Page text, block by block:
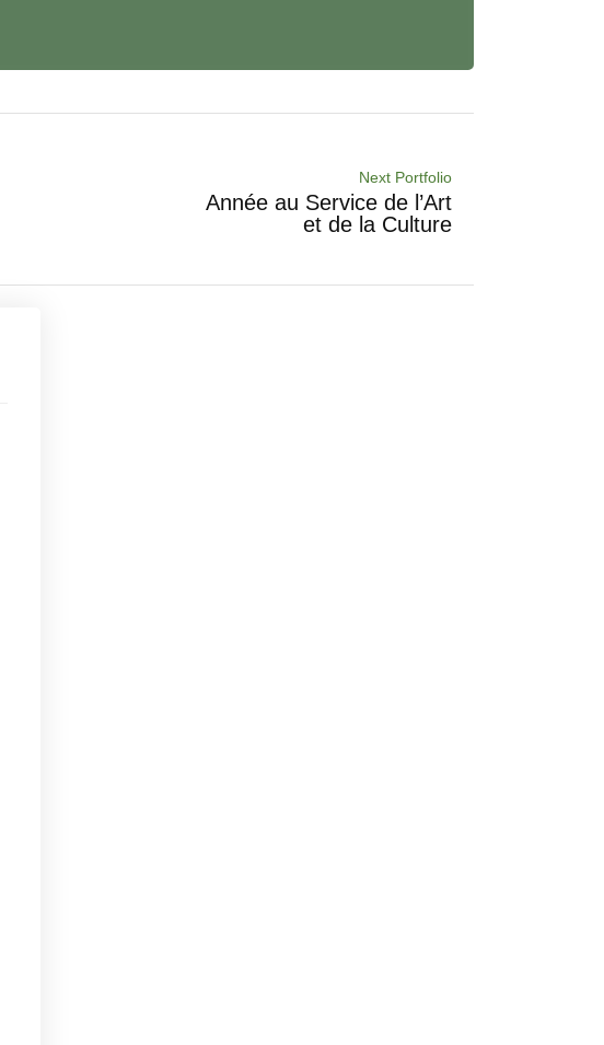
Next Portfolio
Année au Service de l’Art
et de la Culture